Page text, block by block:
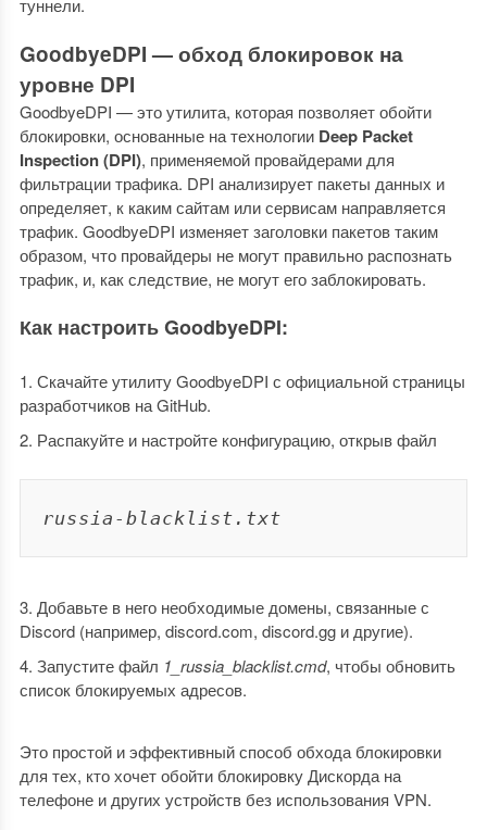
туннели.
GoodbyeDPI— обход блокировок на
уровне DPI
GoodbyeDPI — это утилита, которая позволяет обойти
блокировки, основанные на технологии Deep Packet
Inspection (DPI), применяемой провайдерами для
фильтрации трафика. DPI анализирует пакеты данных и
определяет, к каким сайтам или сервисам направляется
трафик. GoodbyeDPI изменяет заголовки пакетов таким
образом, что провайдеры не могут правильно распознать
трафик, и, как следствие, не могут его заблокировать.
Как настроить GoodbyeDPI:
Скачайте утилиту GoodbyeDPI с официальной страницы
разработчиков на GitHub.
Распакуйте и настройте конфигурацию, открыв файл
russia-blacklist.txt
Добавьте в него необходимые домены, связанные с
Discord (например, discord.com, discord.gg и другие).
Запустите файл 1_russia_blacklist.cmd, чтобы обновить
список блокируемых адресов.
Это простой и эффективный способ обхода блокировки
для тех, кто хочет обойти блокировку Дискорда на
телефоне и других устройств без использования VPN.